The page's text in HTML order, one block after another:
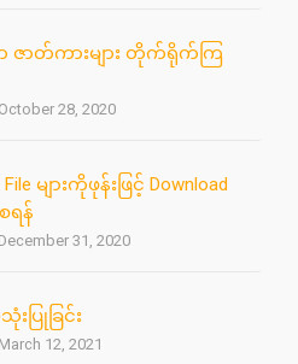
မှာ ဇာတ်ကားများ တိုက်ရိုက်ကြ
28, 2020
များကိုဖုန်းဖြင့် Download
ရန်
31, 2020
းပြုခြင်း
12, 2021